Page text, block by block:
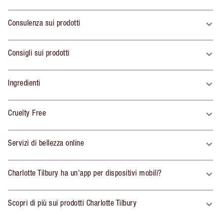
Consulenza sui prodotti
Consigli sui prodotti
Ingredienti
Cruelty Free
Servizi di bellezza online
Charlotte Tilbury ha un'app per dispositivi mobili?
Scopri di più sui prodotti Charlotte Tilbury